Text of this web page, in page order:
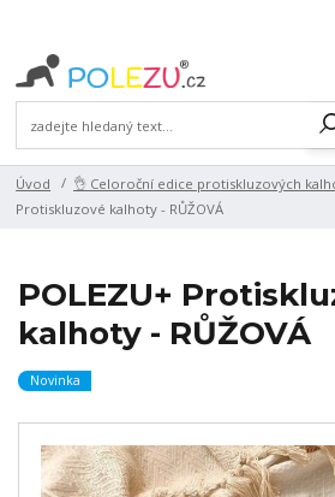
Úvod 👌 Celoroční edice protiskluzových
Protiskluzové kalhoty - RŮŽOVÁ
POLEZU+
kalhoty - RŮŽOVÁ
Novinka